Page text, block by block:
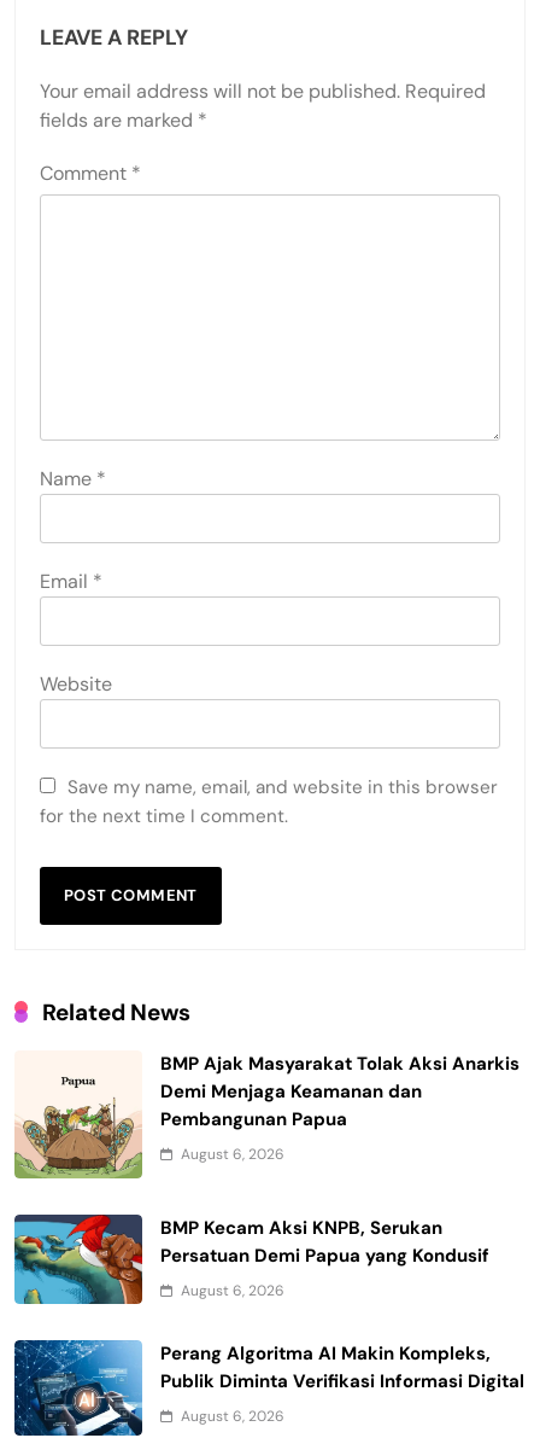
LEAVE A REPLY
Your email address will not be published. Required
fields are marked *
Comment *
Name *
Email *
Website
Save my name, email, and website in this browser
for the next time I comment.
Related News
BMP Ajak Masyarakat Tolak Aksi Anarkis
Demi Menjaga Keamanan dan
Pembangunan Papua
August 6, 2026
BMP Kecam Aksi KNPB, Serukan
Persatuan Demi Papua yang Kondusif
August 6, 2026
Perang Algoritma AI Makin Kompleks,
Publik Diminta Verifikasi Informasi Digital
August 6, 2026